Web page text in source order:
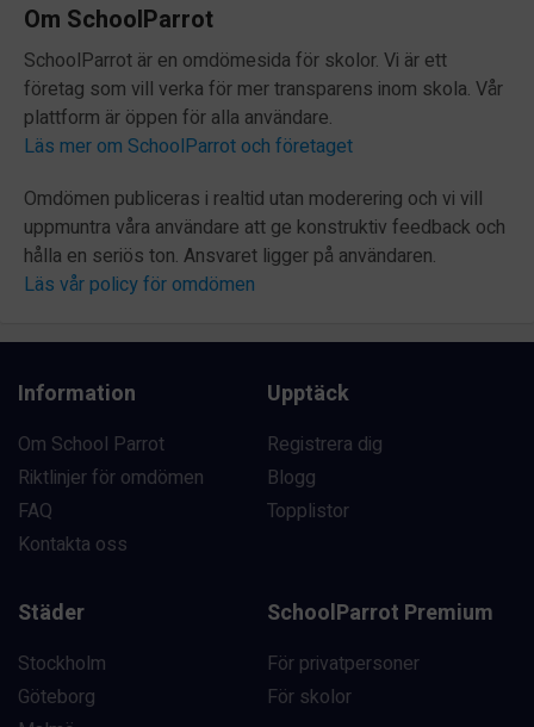
Om SchoolParrot
SchoolParrot är en omdömesida för skolor. Vi är ett
företag som vill verka för mer transparens inom skola. Vår
plattform är öppen för alla användare.
Läs mer om SchoolParrot och företaget
Omdömen publiceras i realtid utan moderering och vi vill
uppmuntra våra användare att ge konstruktiv feedback och
hålla en seriös ton. Ansvaret ligger på användaren.
Läs vår policy för omdömen
Information
Om School Parrot
Riktlinjer för omdömen
FAQ
Kontakta oss
Upptäck
Registrera dig
Blogg
Topplistor
Städer
Stockholm
Göteborg
SchoolParrot Premium
För privatpersoner
För skolor